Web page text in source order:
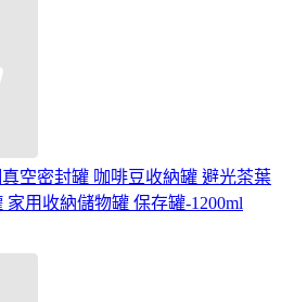
真空密封罐 咖啡豆收納罐 避光茶葉
用收納儲物罐 保存罐-1200ml